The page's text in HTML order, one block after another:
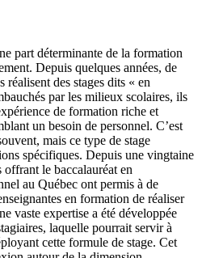
part déterminante de la formation
Depuis quelques années, de
réalisent des stages dits « en
par les milieux scolaires, ils
de formation riche et
un besoin de personnel. C’est
mais ce type de stage
spécifiques. Depuis une vingtaine
offrant le baccalauréat en
au Québec ont permis à de
en formation de réaliser
vaste expertise a été développée
laquelle pourrait servir à
cette formule de stage. Cet